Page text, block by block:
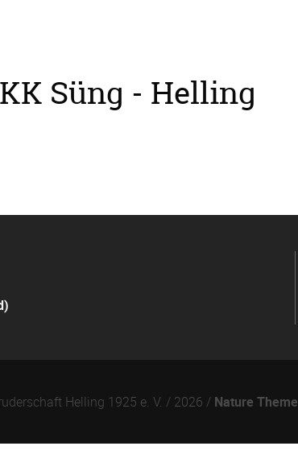
Süng - Helling
Helling 1925 e. V. / 2026 / Nature Theme